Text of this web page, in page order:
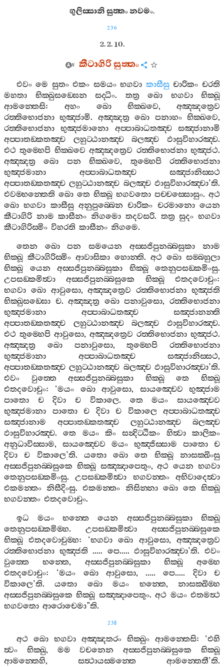
ගුලිස‍්සානිසුත‍්තංනවමං.
236
2. 2. 10.
කීටාගිරිසුත‍්තං
එවං මෙ සුතං එකං සමයං භගවා කාසීසු චාරිකං චරති
මහතා
භික‍්ඛුසඞ‍්ඝෙන සද‍්ධිං. තත්‍ර ඛො භගවා
භික‍්ඛූ
ආමන‍්තෙසි:අහං ඛො භික‍්ඛවෙ, අඤ‍්ඤත්‍රෙව
රත‍්තිභොජනා භුඤ‍්ජාමි. අඤ‍්ඤත්‍ර ඛො පනාහං භික‍්ඛවෙ,
රත‍්තිභොජනා
භුඤ‍්ජමානො අප‍්පාබාධතඤ‍්ච
සඤ‍්ජානාමි
අප‍්පාතඞ‍්කතඤ‍්ච
ලහුට‍්ඨානඤ‍්ච බලඤ‍්ච ඵාසුවිහාරඤ‍්ච.
එථ තුම‍්හෙපි භික‍්ඛවෙ අඤ‍්ඤත්‍රෙව රත‍්තිභොජනා භුඤ‍්ජථ.
අඤ‍්ඤත්‍ර
ඛො පන භික‍්ඛවෙ, තුම‍්හෙපි
රත‍්තිභොජනා
භුඤ‍්ජමානා
අප‍්පාබාධතඤ‍්ච
සඤ‍්ජානිස‍්සථ
අප‍්පාතඞ‍්කතඤ‍්ච ලහුට‍්ඨානඤ‍්ච බලඤ‍්ච ඵාසුවිහාරඤ‍්චා’ති.
එවම‍්භන‍්තෙති ඛො තෙ භික‍්ඛූ භගවතො පච‍්චස‍්සොසුං. අථ
ඛො භගවා කාසීසු අනුපුබ‍්බෙන චාරිකං චරමානො යෙන
කීටාගිරි නාම කාසීනං නිගමො තදවසරි. තත්‍ර සුදං භගවා
කීටාගිරිස‍්මිං විහරති කාසීනං නිගමෙ.
තෙන
ඛො පන සමයෙන අස‍්සජිපුනබ‍්බසුකා
නාම
භික‍්ඛූ කීටාගිරිස‍්මිං ආවාසිකා හොන‍්ති. අථ ඛො සම‍්බහුලා
භික‍්ඛූ
යෙන අස‍්සජිපුනබ‍්බසුකා භික‍්ඛූ තෙනුපසඞ‍්කමිංසු.
උපසඞ‍්කමිත්‍වා
අස‍්සජිපුනබ‍්බසුකෙ භික‍්ඛූ එතදවොචුං:
භගවා ඛො ආවුසො,අඤ‍්ඤත්‍රෙව රත‍්තිභොජනා භුඤ‍්ජති
භික‍්ඛුසඞ‍්ඝො ච.අඤ‍්ඤත්‍ර ඛො පනාවුසො,රත‍්තිභොජනා
භුඤ‍්ජමානා
අප‍්පාබාධතඤ‍්ච
සඤ‍්ජානන‍්ති
අප‍්පාතඞ‍්කතඤ‍්ච
ලහුට‍්ඨානඤ‍්ච බලඤ‍්ච ඵාසුවිහාරඤ‍්ච.
එථ තුම‍්හෙපි ආවුසො, අඤ‍්ඤත්‍රෙව රත‍්තිභොජනා භුඤ‍්ජථ.
අඤ‍්ඤත්‍ර
ඛො පනාවුසො,තුම‍්හෙපි
රත‍්තිභොජනා
භුඤ‍්ජමානා
අප‍්පාබාධතඤ‍්ච සඤ‍්ජානිස‍්සථ,
අප‍්පාතඞ‍්කතඤ‍්ච ලහුට‍්ඨානඤ‍්ච බලඤ‍්ච ඵාසුවිහාරඤ‍්චා’ති.
එවං
වුත‍්තෙ අස‍්සජිපුනබ‍්බසුකා භික‍්ඛූ තෙ
භික‍්ඛූ
එතදවොචුං: ‘මයං ඛො ආවුසො, සායඤ‍්චෙව
භුඤ‍්ජාම
පාතො
ච දිවා ච විකාලෙ. තෙ මයං
සායඤ‍්චෙව
භුඤ‍්ජමානා
පාතො ච දිවා ච විකාලෙ
අප‍්පාබාධතඤ‍්ච
සඤ‍්ජානාම
අප‍්පාතඞ‍්කතඤ‍්ච ලහුට‍්ඨානඤ‍්ච
බලඤ‍්ච
ඵාසුවිහාරඤ‍්ච.තෙ මයං කිං සන්‍දිට‍්ඨිකං හිත්‍වා
කාලිකං
අනුධාවිස‍්සාම, සායඤ‍්චෙව මයං භුඤ‍්ජිස‍්සාම පාතො
ච
දිවා
ච විකාලෙ’ති. යතො ඛො තෙ භික‍්ඛූ
නාසක‍්ඛිංසු
අස‍්සජිපුනබ‍්බසුකෙ භික‍්ඛූ සඤ‍්ඤාපෙතුං,අථ යෙන භගවා
තෙනුපසඞ‍්කමිංසු.උපසඞ‍්කමිත්‍වා භගවන‍්තං
අභිවාදෙත්‍වා
එකමන‍්තං නිසීදිංසු.එකමන‍්තං නිසින‍්නා ඛො තෙ භික‍්ඛූ
භගවන‍්තං එතදවොචුං.
ඉධ
මයං භන‍්තෙ යෙන අස‍්සජිපුනබ‍්බසුකා
භික‍්ඛූ
තෙනුපසඞ‍්කමිම‍්හ. උපසඞ‍්කමිත්‍වා
අස‍්සජිපුනබ‍්බසුකෙ
භික‍්ඛූ
එතදවොචුම‍්හ: ‘භගවා ඛො ආවුසො,අඤ‍්ඤත්‍රෙව
රත‍්තිභොජනා භුඤ‍්ජති ..... පෙ.....ඵාසුවිහාරඤ‍්චා’ති.එවං
වුත‍්තෙ
භන‍්තෙ, අස‍්සජිපුනබ‍්බසුකා භික‍්ඛූ
අම‍්හෙ
එතදවොචුං: ‘මයං ඛො ආවුසො, .....පෙ..... දිවා
ච
විකාලෙ’ති.යතො ඛො මයං භන‍්තෙ,නාසක‍්ඛිම‍්හ
අස‍්සජිපුනබ‍්බසුකෙ භික‍්ඛූ සඤ‍්ඤාපෙතුං.අථ මයං එතමත්‍ථ
භගවතො ආරොචෙමා”ති.
238
අථ ඛො භගවා අඤ‍්ඤතරං භික‍්ඛුං ආමන‍්තෙසි: ‘එහි
ත්‍වං
භික‍්ඛු, මම වචනෙන අස‍්සජිපුනබ‍්බසුකෙ
භික‍්ඛූ
ආමන‍්තෙහි, සත්‍ථායස‍්මන‍්තෙ ආමන‍්තෙතී’ති.